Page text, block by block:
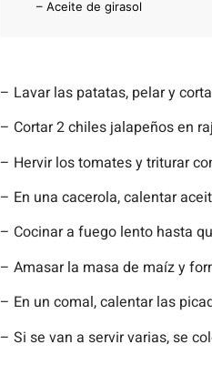
– Aceite de girasol
– Lavar las patatas, pelar y
– Cortar 2 chiles jalapeños en
– Hervir los tomates y triturar
– En una cacerola, calentar
– Cocinar a fuego lento hasta
– Amasar la masa de maíz y
– En un comal, calentar las
– Si se van a servir varias, se